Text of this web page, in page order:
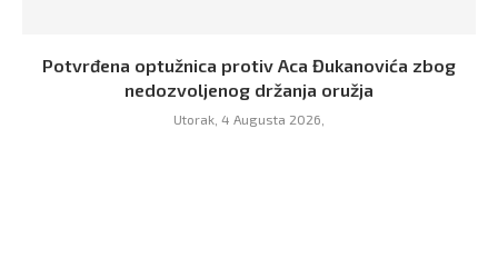
Potvrđena optužnica protiv Aca Đukanovića zbog
nedozvoljenog držanja oružja
Utorak, 4 Augusta 2026,